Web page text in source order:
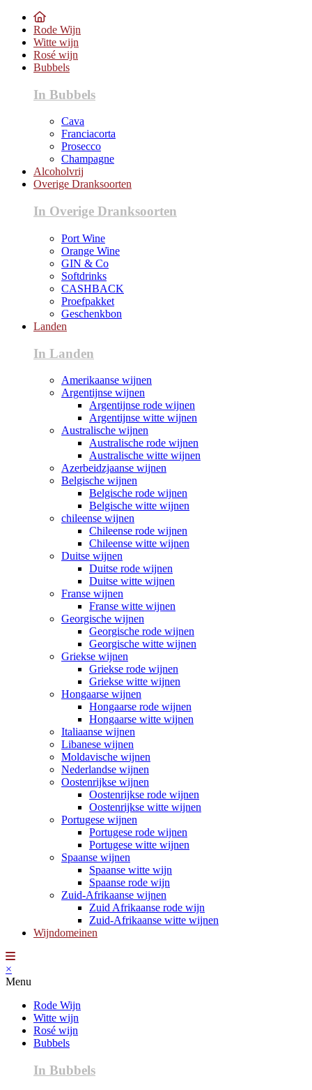
Rode Wijn
Witte wijn
Rosé wijn
Bubbels
In Bubbels
Cava
Franciacorta
Prosecco
Champagne
Alcoholvrij
Overige Dranksoorten
In Overige Dranksoorten
Port Wine
Orange Wine
GIN & Co
Softdrinks
CASHBACK
Proefpakket
Geschenkbon
Landen
In Landen
Amerikaanse wijnen
Argentijnse wijnen
Argentijnse rode wijnen
Argentijnse witte wijnen
Australische wijnen
Australische rode wijnen
Australische witte wijnen
Azerbeidzjaanse wijnen
Belgische wijnen
Belgische rode wijnen
Belgische witte wijnen
chileense wijnen
Chileense rode wijnen
Chileense witte wijnen
Duitse wijnen
Duitse rode wijnen
Duitse witte wijnen
Franse wijnen
Franse witte wijnen
Georgische wijnen
Georgische rode wijnen
Georgische witte wijnen
Griekse wijnen
Griekse rode wijnen
Griekse witte wijnen
Hongaarse wijnen
Hongaarse rode wijnen
Hongaarse witte wijnen
Italiaanse wijnen
Libanese wijnen
Moldavische wijnen
Nederlandse wijnen
Oostenrijkse wijnen
Oostenrijkse rode wijnen
Oostenrijkse witte wijnen
Portugese wijnen
Portugese rode wijnen
Portugese witte wijnen
Spaanse wijnen
Spaanse witte wijn
Spaanse rode wijn
Zuid-Afrikaanse wijnen
Zuid Afrikaanse rode wijn
Zuid-Afrikaanse witte wijnen
Wijndomeinen
×
Menu
Rode Wijn
Witte wijn
Rosé wijn
Bubbels
In Bubbels